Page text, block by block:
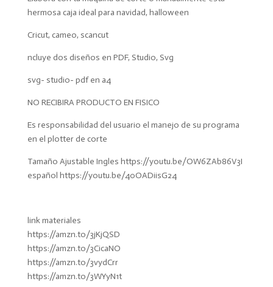
hermosa caja ideal para navidad, halloween
Cricut, cameo, scancut
ncluye dos diseños en PDF, Studio, Svg
svg- studio- pdf en a4
NO RECIBIRA PRODUCTO EN FISICO
Es responsabilidad del usuario el manejo de su programa
en el plotter de corte
Tamaño Ajustable Ingles https://youtu.be/OW6ZAb86V3I
español https://youtu.be/40OADiisG24
link materiales
https://amzn.to/3jKjQSD
https://amzn.to/3CicaNO
https://amzn.to/3vydCrr
https://amzn.to/3WYyN1t